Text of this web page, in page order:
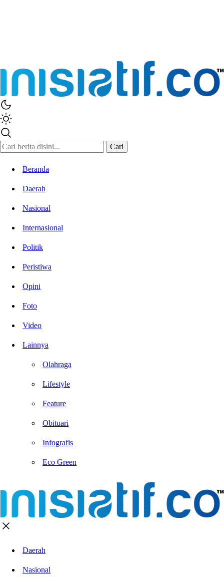
Inisiatif.co
Stay Connected Stay Informed
Cari
Beranda
Daerah
Nasional
Internasional
Politik
Peristiwa
Opini
Foto
Video
Lainnya
Olahraga
Lifestyle
Feature
Obituari
Infografis
Eco Green
Daerah
Nasional